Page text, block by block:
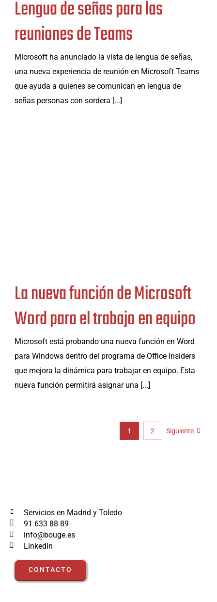
Lengua de señas para las
reuniones de Teams
Microsoft ha anunciado la vista de lengua de señas,
una nueva experiencia de reunión en Microsoft Teams
que ayuda a quienes se comunican en lengua de
señas personas con sordera [...]
La nueva función de Microsoft
Word para el trabajo en equipo
Microsoft está probando una nueva función en Word
para Windows dentro del programa de Office Insiders
que mejora la dinámica para trabajar en equipo. Esta
nueva función permitirá asignar una [...]
1 2 Siguiente
Servicios en Madrid y Toledo
91 633 88 89
info@bouge.es
Linkedin
CONTACTO